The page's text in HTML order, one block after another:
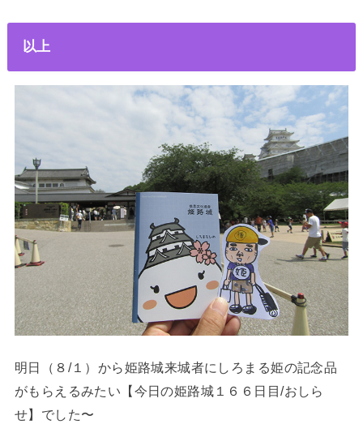
以上
明日（８/１）から姫路城来城者にしろまる姫の記念品
がもらえるみたい【今日の姫路城１６６日目/おしら
せ】でした〜